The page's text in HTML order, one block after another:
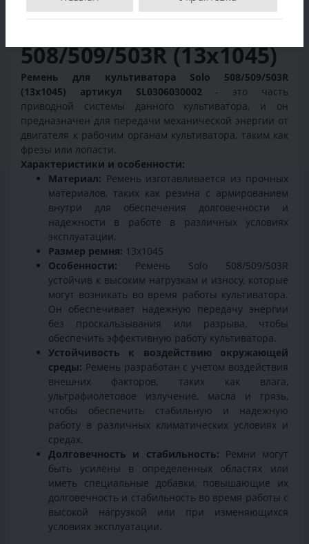
мотоблока Solo
508/509/503R (13x1045)
Ремень для культиватора Solo 508/509/503R
(13x1045) артикул SL0306030002 - это часть
приводной системы данного культиватора, и он
предназначен для передачи механической энергии от
двигателя к рабочим органам культиватора, таким как
фрезы или лопасти.
Характеристики и особенности:
Материал: Ремень изготавливается из прочных
материалов, таких как резина с армированием
внутри для обеспечения долговечности и
надежности в работе в различных условиях
эксплуатации.
Размер ремня: 13х1045
Особенности: Ремень Solo 508/509/503R
устойчив к высоким нагрузкам и износу, которые
могут возникать во время работы культиватора.
Он обеспечивает надежную передачу энергии
без проскальзывания или разрыва, чтобы
обеспечить эффективную работу культиватора.
Устойчивость к воздействию окружающей
среды: Ремень разработан с учетом воздействия
внешних факторов, таких как влага,
ультрафиолетовое излучение, масла и грязь,
чтобы обеспечить стабильную и надежную
работу в различных климатических условиях и
средах.
Долговечность и стабильность: Ремни могут
быть усилены в определенных областях или
иметь специальные добавки, повышающие их
долговечность и стабильность во время работы с
высокой нагрузкой или при изменяющихся
условиях эксплуатации.